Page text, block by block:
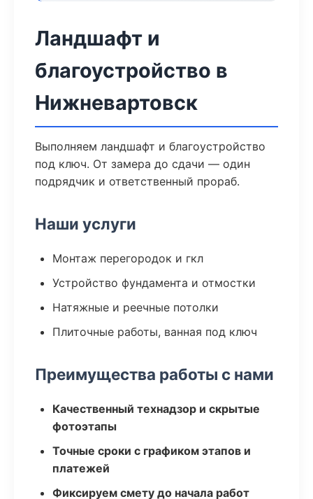
Ландшафт и
благоустройство в
Нижневартовск
Выполняем ландшафт и благоустройство
под ключ. От замера до сдачи — один
подрядчик и ответственный прораб.
Наши услуги
Монтаж перегородок и гкл
Устройство фундамента и отмостки
Натяжные и реечные потолки
Плиточные работы, ванная под ключ
Преимущества работы с нами
Качественный технадзор и скрытые
фотоэтапы
Точные сроки с графиком этапов и
платежей
Фиксируем смету до начала работ